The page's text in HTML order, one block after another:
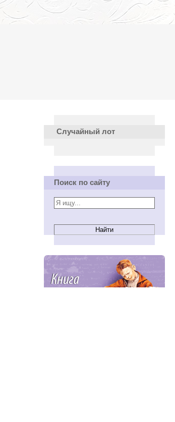
Случайный лот
Поиск по сайту